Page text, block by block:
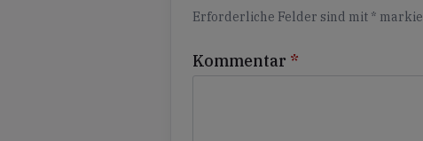
Erforderliche Felder sind mit *
Kommentar *